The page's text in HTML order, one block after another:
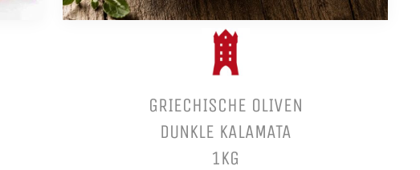
GRIECHISCHE OLIVEN
DUNKLE KALAMATA
1KG